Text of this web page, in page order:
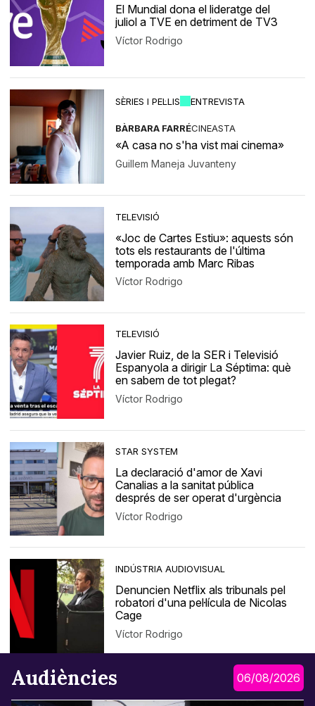
El Mundial dona el lideratge del
juliol a TVE en detriment de TV3
Víctor Rodrigo
SÈRIES I PEL·LIS ENTREVISTA
BÀRBARA FARRÉCINEASTA
«A casa no s'ha vist mai cinema»
Guillem Maneja Juvanteny
TELEVISIÓ
«Joc de Cartes Estiu»: aquests són
tots els restaurants de l'última
temporada amb Marc Ribas
Víctor Rodrigo
TELEVISIÓ
Javier Ruiz, de la SER i Televisió
Espanyola a dirigir La Séptima: què
en sabem de tot plegat?
Víctor Rodrigo
STAR SYSTEM
La declaració d'amor de Xavi
Canalias a la sanitat pública
després de ser operat d'urgència
Víctor Rodrigo
INDÚSTRIA AUDIOVISUAL
Denuncien Netflix als tribunals pel
robatori d'una pel·lícula de Nicolas
Cage
Víctor Rodrigo
Audiències 06/08/2026